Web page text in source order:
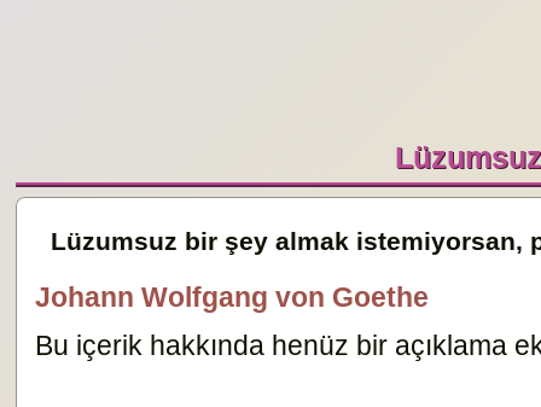
Lüzumsuz bir şey almak istemiyorsan,
Johann Wolfgang von Goethe
Bu içerik hakkında henüz bir açıklama